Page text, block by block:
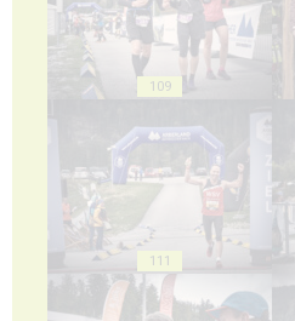
109
111